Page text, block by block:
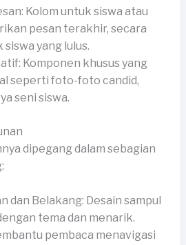
Kolom untuk siswa atau
pesan terakhir, secara
yang lulus.
Komponen khusus yang
seperti foto-foto candid,
seni siswa.
dipegang dalam sebagian
dan Belakang: Desain sampul
tema dan menarik.
pembaca menavigasi